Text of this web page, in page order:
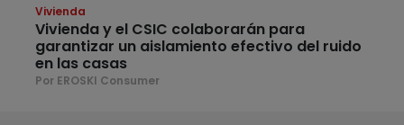
Vivienda
Vivienda y el CSIC colaborarán para
garantizar un aislamiento efectivo del ruido
en las casas
Por EROSKI Consumer